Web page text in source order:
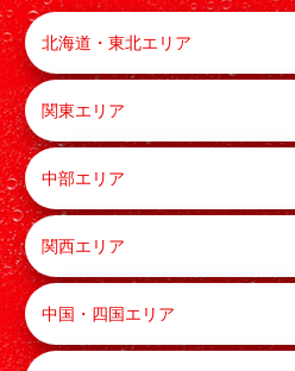
北海道・東北エリア
関東エリア
中部エリア
関西エリア
中国・四国エリア